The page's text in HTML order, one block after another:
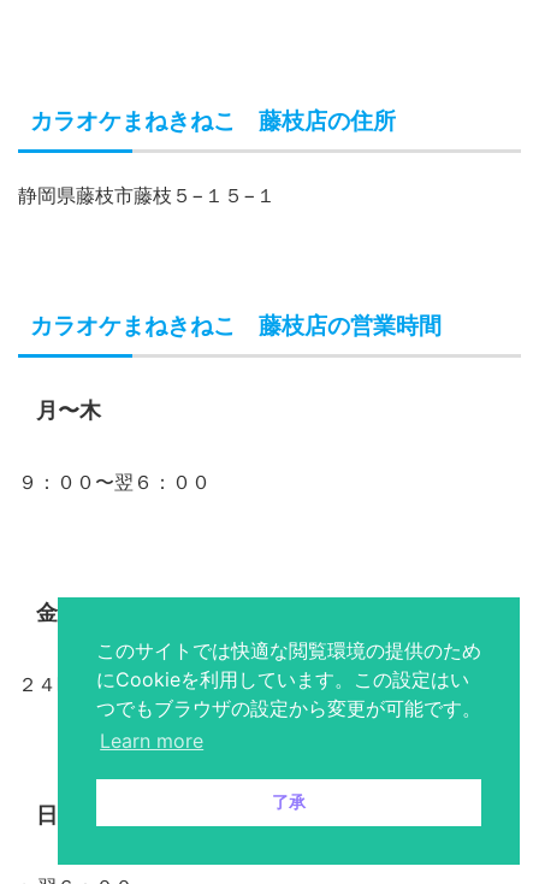
カラオケまねきねこ 藤枝店の住所
静岡県藤枝市藤枝５−１５−１
カラオケまねきねこ 藤枝店の営業時間
月〜木
９：００〜翌６：００
金・土・祝前
２４時間営業
日・祝
このサイトでは快適な閲覧環境の提供のため
にCookieを利用しています。この設定はい
つでもブラウザの設定から変更が可能です。
Learn more
了承